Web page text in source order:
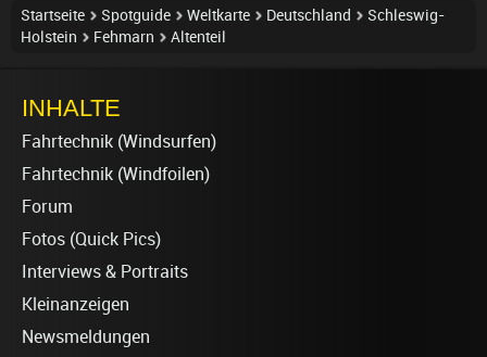
Startseite Spotguide Weltkarte Deutschland
Schleswig-
Holstein
Fehmarn Altenteil
INHALTE
Fahrtechnik (Windsurfen)
Fahrtechnik (Windfoilen)
Forum
Fotos (Quick Pics)
Interviews & Portraits
Kleinanzeigen
Newsmeldungen